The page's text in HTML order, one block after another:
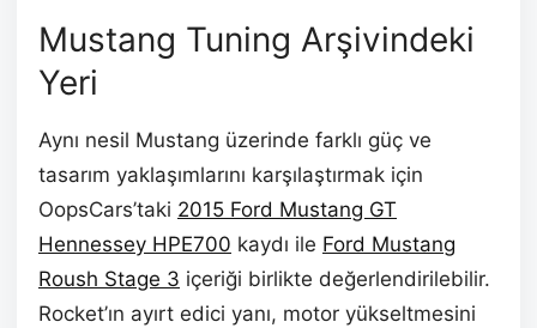
Mustang Tuning Arşivindeki
Yeri
Aynı nesil Mustang üzerinde farklı güç ve
tasarım yaklaşımlarını karşılaştırmak için
OopsCars’taki 2015 Ford Mustang GT
Hennessey HPE700 kaydı ile Ford Mustang
Roush Stage 3 içeriği birlikte değerlendirilebilir.
Rocket’ın ayırt edici yanı, motor yükseltmesini